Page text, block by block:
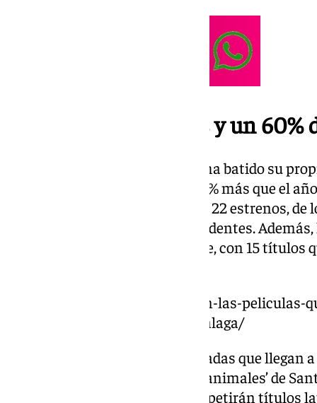
Más de 260 Películas y un
Este año, el Festival de Málaga ha batido su
audiovisuales de 54 países, un 5% más que el
oficial a concurso, se presentan 22 estrenos,
por mujeres, una cifra sin precedentes.
tendrán un papel predominante, con 15 títulos
https://www.101tv.es/estas-son-las-
de-oro-en-el-28o-festival-de-malaga/
Algunas de las películas destacadas que llegan
Daniel Guzmán, ‘El cielo de los animales’ de
de Gala Gracia. Además, se competirán títulos